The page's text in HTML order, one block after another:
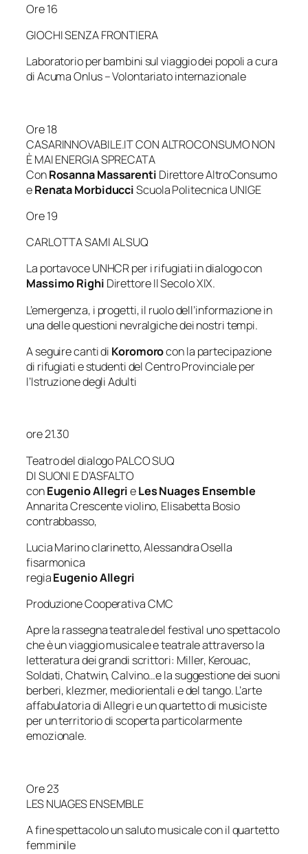
Ore 16
GIOCHI SENZA FRONTIERA
Laboratorio per bambini sul viaggio dei popoli a cura
di Acuma Onlus – Volontariato internazionale
Ore 18
CASARINNOVABILE.IT CON ALTROCONSUMO NON
È MAI ENERGIA SPRECATA
ConRosanna Massarenti Direttore AltroConsumo
eRenata MorbiducciScuola Politecnica UNIGE
Ore 19
CARLOTTA SAMI AL SUQ
La portavoce UNHCR per i rifugiati in dialogo con
Massimo Righi Direttore Il Secolo XIX.
L’emergenza, i progetti, il ruolo dell’informazione in
una delle questioni nevralgiche dei nostri tempi.
A seguire canti di Koromorocon la partecipazione
di rifugiati e studenti del Centro Provinciale per
l’Istruzione degli Adulti
ore 21.30
Teatro del dialogo PALCO SUQ
DI SUONI E D’ASFALTO
conEugenio AllegrieLes Nuages Ensemble
Annarita Crescente violino, Elisabetta Bosio
contrabbasso,
Lucia Marino clarinetto, Alessandra Osella
fisarmonica
regiaEugenio Allegri
Produzione Cooperativa CMC
Apre la rassegna teatrale del festival uno spettacolo
che è un viaggio musicale e teatrale attraverso la
letteratura dei grandi scrittori: Miller, Kerouac,
Soldati, Chatwin, Calvino…e la suggestione dei suoni
berberi, klezmer, mediorientali e del tango. L’arte
affabulatoria di Allegri e un quartetto di musiciste
per un territorio di scoperta particolarmente
emozionale.
Ore 23
LES NUAGES ENSEMBLE
A fine spettacolo un saluto musicale con il quartetto
femminile